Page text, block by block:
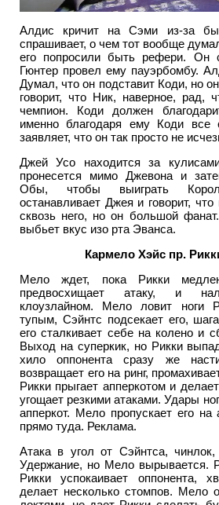
Алдис кричит на Сэми из-за
спрашивает, о чем тот вообще
его попросили быть рефери. Он
Гюнтер провел ему пауэрбомбу.
Думал, что он подставит Коди, но
говорит, что Ник, наверное, рад,
чемпион. Коди должен
именно благодаря ему Коди
заявляет, что он так просто не
Джей Усо находится за
пронесется мимо Джевона и
Обы, чтобы выиграть
останавливает Джея и говорит,
сквозь него, но он большой
выбьет вкус изо рта Эванса.
Кармело Хэйс пр.
Мело ждет, пока Рикки
предвосхищает атаку, и
клоузлайном. Мело ловит ноги
тупым, Сэйнтс подсекает его,
его сталкивает себе на колено и
Выход на суперкик, но Рикки
хило оппонента сразу же
возвращает его на ринг,
Рикки прыгает апперкотом и
угощает резкими атаками. Удары
апперкот. Мело пропускает его
прямо туда. Реклама.
Атака в угол от Сэйнтса,
Удержание, но Мело вырывается.
Рикки успокаивает оппонента,
делает несколько стомпов. Мело